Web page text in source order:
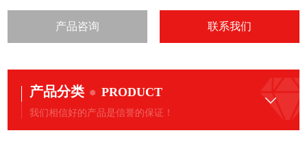
产品咨询 联系我们
产品分类 PRODUCT
我们相信好的产品是信誉的保证！